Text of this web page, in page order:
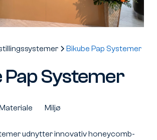
Bikube Pap Systemer
Pap Systemer
Miljø
udnytter innovativ honeycomb-